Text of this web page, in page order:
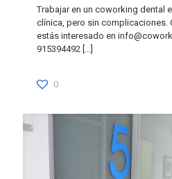
Trabajar en un coworking dental
clínica, pero sin complicaciones.
estás interesado en
915394492 […]
0